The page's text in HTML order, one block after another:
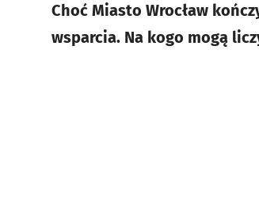
Choć Miasto Wrocław
wsparcia. Na kogo mogą